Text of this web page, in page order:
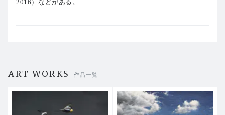
2016）などがある。
ART WORKS 作品一覧